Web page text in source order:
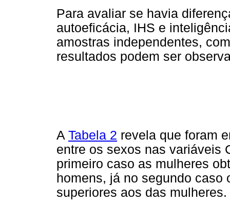
Para avaliar se havia
autoeficácia, IHS e
amostras independentes,
resultados podem ser
A Tabela 2 revela que foram
entre os sexos nas variáveis
primeiro caso as mulheres
homens, já no segundo caso
superiores aos das mulheres.